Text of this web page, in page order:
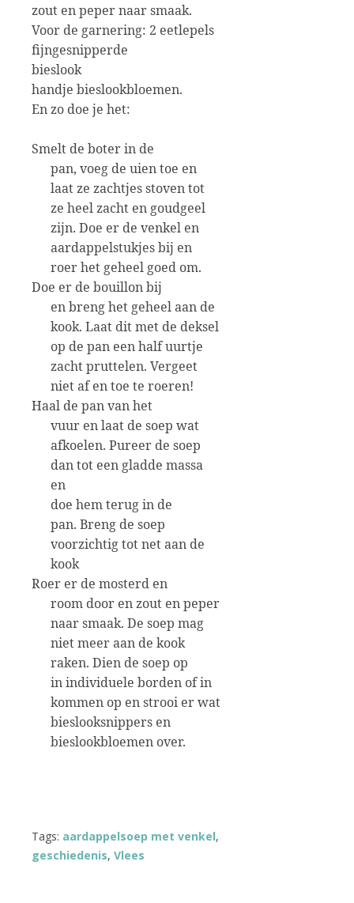
zout en peper naar smaak.
Voor de garnering: 2 eetlepels
fijngesnipperde
bieslook
handje bieslookbloemen.
En zo doe je het:
Smelt de boter in de
pan, voeg de uien toe en
laat ze zachtjes stoven tot
ze heel zacht en goudgeel
zijn. Doe er de venkel en
aardappelstukjes bij en
roer het geheel goed om.
Doe er de bouillon bij
en breng het geheel aan de
kook. Laat dit met de deksel
op de pan een half uurtje
zacht pruttelen. Vergeet
niet af en toe te roeren!
Haal de pan van het
vuur en laat de soep wat
afkoelen. Pureer de soep
dan tot een gladde massa
en
doe hem terug in de
pan. Breng de soep
voorzichtig tot net aan de
kook
Roer er de mosterd en
room door en zout en peper
naar smaak. De soep mag
niet meer aan de kook
raken. Dien de soep op
in individuele borden of in
kommen op en strooi er wat
bieslooksnippers en
bieslookbloemen over.
Tags: aardappelsoep met venkel,
geschiedenis, Vlees